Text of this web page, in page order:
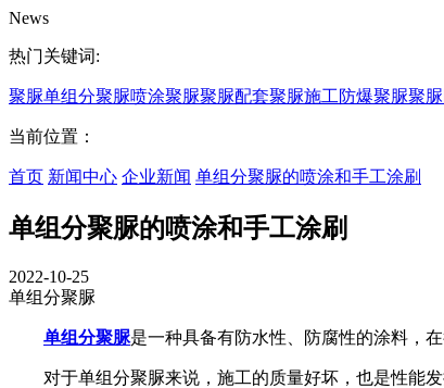
News
热门关键词:
聚脲单组分聚脲喷涂聚脲聚脲配套聚脲施工防爆聚脲聚
当前位置：
首页 新闻中心 企业新闻 单组分聚脲的喷涂和手工涂刷
单组分聚脲的喷涂和手工涂刷
2022-10-25
单组分聚脲
单组分聚脲是一种具备有防水性、防腐性的涂料，
对于单组分聚脲来说，施工的质量好坏，也是性能发